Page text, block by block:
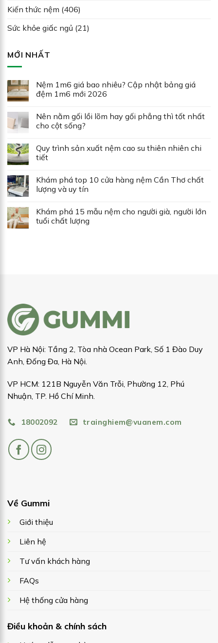
Kiến thức nệm (406)
Sức khỏe giấc ngủ (21)
MỚI NHẤT
Nệm 1m6 giá bao nhiêu? Cập nhật bảng giá
đệm 1m6 mới 2026
Nên nằm gối lồi lõm hay gối phẳng thì tốt nhất
cho cột sống?
Quy trình sản xuất nệm cao su thiên nhiên chi
tiết
Khám phá top 10 cửa hàng nệm Cần Thơ chất
lượng và uy tín
Khám phá 15 mẫu nệm cho người già, người lớn
tuổi chất lượng
VP Hà Nội: Tầng 2, Tòa nhà Ocean Park, Số 1 Đào Duy
Anh, Đống Đa, Hà Nội.
VP HCM: 121B Nguyễn Văn Trỗi, Phường 12, Phú
Nhuận, TP. Hồ Chí Minh.
18002092 trainghiem@vuanem.com
Về Gummi
Giới thiệu
Liên hệ
Tư vấn khách hàng
FAQs
Hệ thống cửa hàng
Điều khoản & chính sách